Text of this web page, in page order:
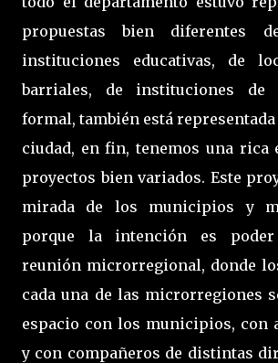
propuestas bien diferentes
instituciones educativas, de
barriales, de instituciones de
formal, también está
ciudad, en fin, tenemos una rica
proyectos bien variados. Este
mirada de los municipios y
porque la intención es
reunión microrregional, donde
cada una de las microrregiones
espacio con los municipios, con
y con compañeros de distintas